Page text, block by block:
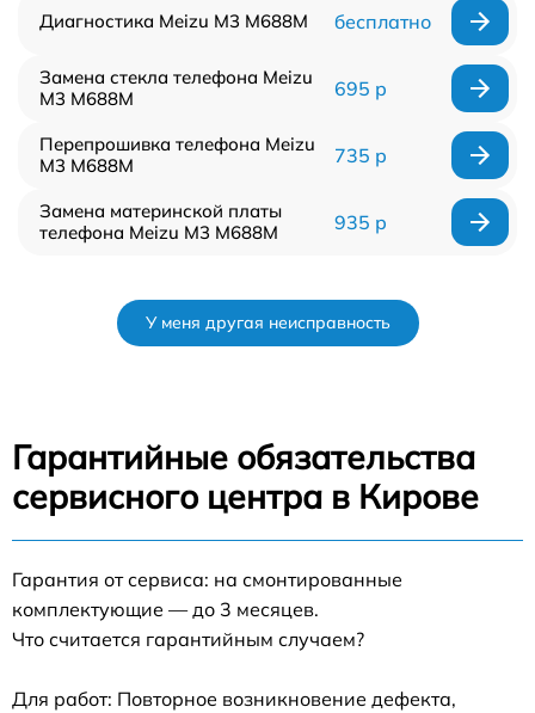
Диагностика Meizu M3 M688M бесплатно
Замена стекла телефона Meizu
M3 M688M
695 р
Перепрошивка телефона Meizu
M3 M688M
735 р
Замена материнской платы
телефона Meizu M3 M688M
935 р
У меня другая неисправность
Гарантийные обязательства
сервисного центра в Кирове
Гарантия от сервиса: на смонтированные
комплектующие — до 3 месяцев.
Что считается гарантийным случаем?
Для работ: Повторное возникновение дефекта,